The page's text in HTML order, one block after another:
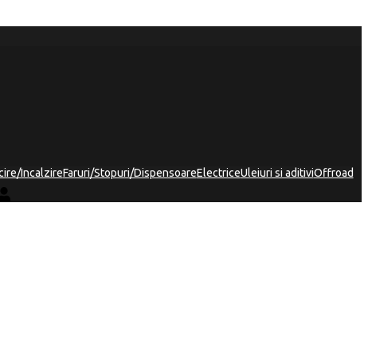
IncalzireFaruri/Stopuri/DispensoareElectriceUleiuri si aditiviOffroad